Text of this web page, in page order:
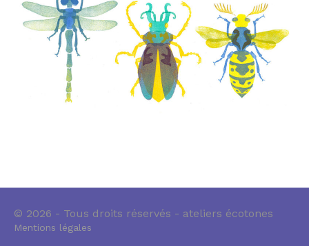
© 2026 - Tous droits réservés - ateliers écotones
Mentions légales